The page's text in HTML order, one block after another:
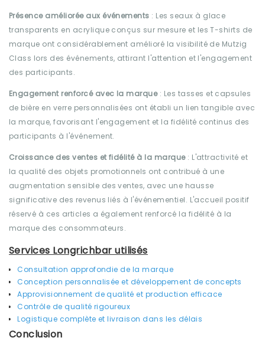
Présence améliorée aux événements : Les seaux à glace
transparents en acrylique conçus sur mesure et les T-shirts de
marque ont considérablement amélioré la visibilité de Mutzig
Class lors des événements, attirant l'attention et l'engagement
des participants.
Engagement renforcé avec la marque : Les tasses et capsules
de bière en verre personnalisées ont établi un lien tangible avec
la marque, favorisant l'engagement et la fidélité continus des
participants à l'événement.
Croissance des ventes et fidélité à la marque : L'attractivité et
la qualité des objets promotionnels ont contribué à une
augmentation sensible des ventes, avec une hausse
significative des revenus liés à l'événementiel. L'accueil positif
réservé à ces articles a également renforcé la fidélité à la
marque des consommateurs.
Services Longrichbar utilisés
Consultation approfondie de la marque
Conception personnalisée et développement de concepts
Approvisionnement de qualité et production efficace
Contrôle de qualité rigoureux
Logistique complète et livraison dans les délais
Conclusion